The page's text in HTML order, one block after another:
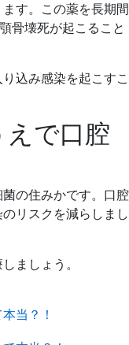
す。この薬を長期間
骨壊死が起こること
込み感染を起こすこ
で口腔
の住みかです。口腔
リスクを減らしまし
ましょう。
当？！